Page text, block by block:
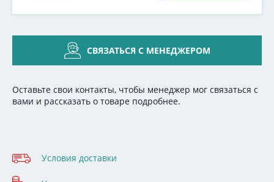
СВЯЗАТЬСЯ С МЕНЕДЖЕРОМ
Оставьте свои контакты, чтобы менеджер мог связаться с
вами и рассказать о товаре подробнее.
Условия доставки